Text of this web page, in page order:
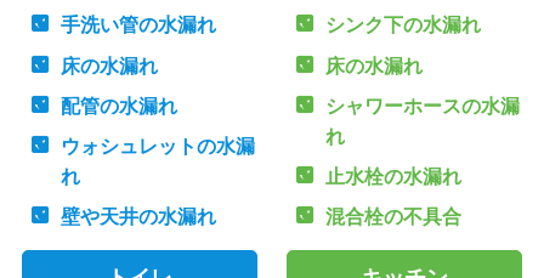
手洗い管の水漏れ
床の水漏れ
配管の水漏れ
ウォシュレットの水漏
れ
壁や天井の水漏れ
シンク下の水漏れ
床の水漏れ
シャワーホースの水漏
れ
止水栓の水漏れ
混合栓の不具合